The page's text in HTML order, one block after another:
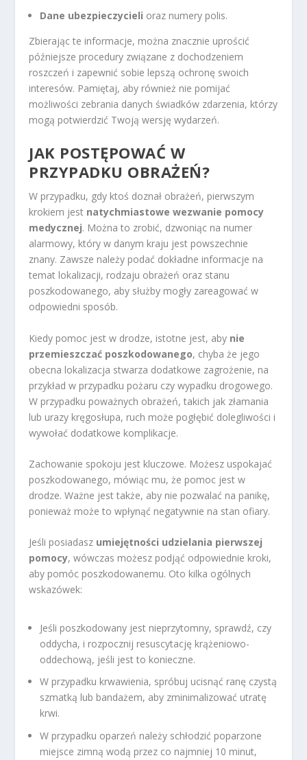
Dane ubezpieczycieli oraz numery polis.
Zbierając te informacje, można znacznie uprościć
późniejsze procedury związane z dochodzeniem
roszczeń i zapewnić sobie lepszą ochronę swoich
interesów. Pamiętaj, aby również nie pomijać
możliwości zebrania danych świadków zdarzenia, którzy
mogą potwierdzić Twoją wersję wydarzeń.
JAK POSTĘPOWAĆ W
PRZYPADKU OBRAŻEŃ?
W przypadku, gdy ktoś doznał obrażeń, pierwszym
krokiem jest natychmiastowe wezwanie pomocy
medycznej. Można to zrobić, dzwoniąc na numer
alarmowy, który w danym kraju jest powszechnie
znany. Zawsze należy podać dokładne informacje na
temat lokalizacji, rodzaju obrażeń oraz stanu
poszkodowanego, aby służby mogły zareagować w
odpowiedni sposób.
Kiedy pomoc jest w drodze, istotne jest, aby nie
przemieszczać poszkodowanego, chyba że jego
obecna lokalizacja stwarza dodatkowe zagrożenie, na
przykład w przypadku pożaru czy wypadku drogowego.
W przypadku poważnych obrażeń, takich jak złamania
lub urazy kręgosłupa, ruch może pogłębić dolegliwości i
wywołać dodatkowe komplikacje.
Zachowanie spokoju jest kluczowe. Możesz uspokajać
poszkodowanego, mówiąc mu, że pomoc jest w
drodze. Ważne jest także, aby nie pozwalać na panikę,
ponieważ może to wpłynąć negatywnie na stan ofiary.
Jeśli posiadasz umiejętności udzielania pierwszej
pomocy, wówczas możesz podjąć odpowiednie kroki,
aby pomóc poszkodowanemu. Oto kilka ogólnych
wskazówek:
Jeśli poszkodowany jest nieprzytomny, sprawdź, czy
oddycha, i rozpocznij resuscytację krążeniowo-
oddechową, jeśli jest to konieczne.
W przypadku krwawienia, spróbuj ucisnąć ranę czystą
szmatką lub bandażem, aby zminimalizować utratę
krwi.
W przypadku oparzeń należy schłodzić poparzone
miejsce zimną wodą przez co najmniej 10 minut,